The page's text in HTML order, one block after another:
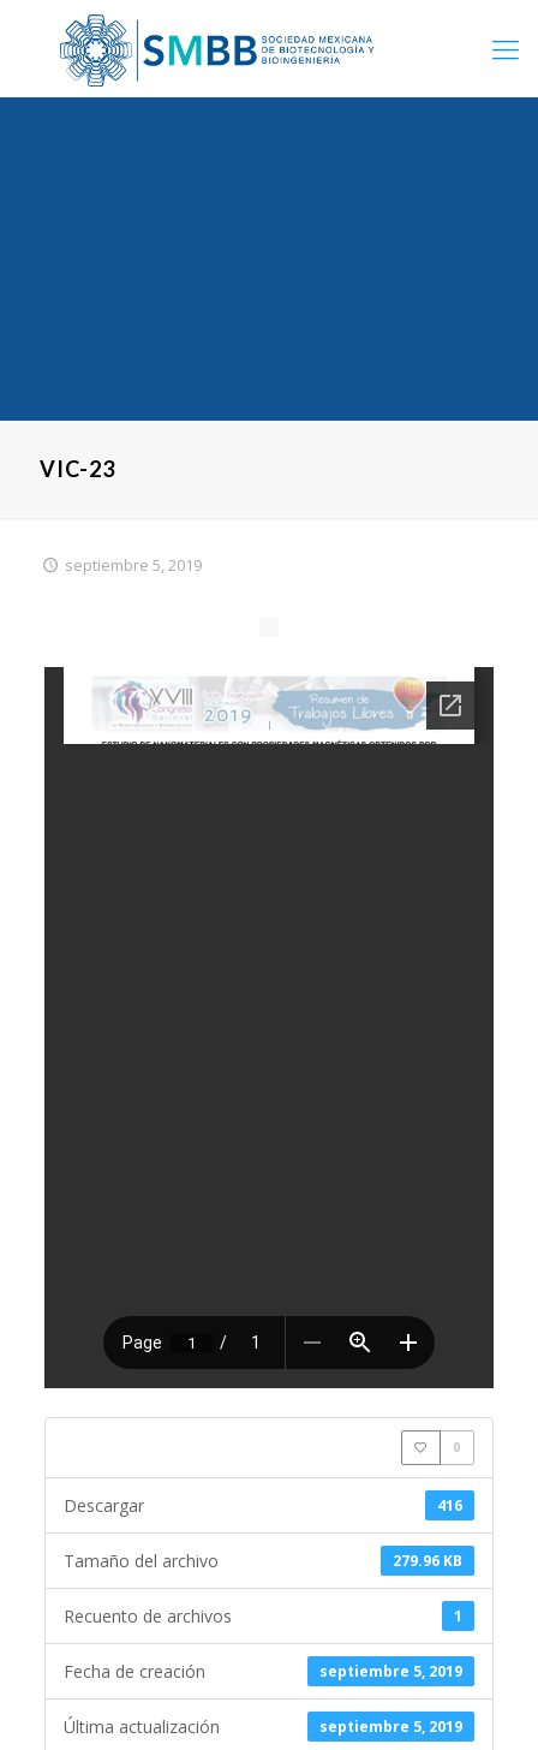
VIC-23
septiembre 5, 2019
0
416
Descargar
279.96 KB
Tamaño del archivo
1
Recuento de archivos
septiembre 5, 2019
Fecha de creación
septiembre 5, 2019
Última actualización